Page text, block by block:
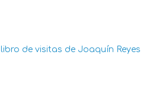
libro de visitas de Joaquín Reyes